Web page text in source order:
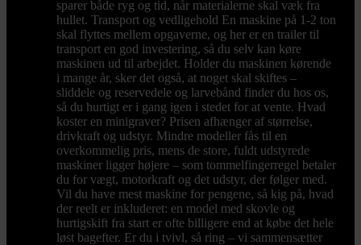
sparer både ryg og tid, når materialerne skal væk fra
hullet. Transport og vedligehold En maskine på 1-2 ton
skal flyttes mellem opgaverne, og her er en trailer til
transport en god investering, så du selv kan køre
maskinen ud til arbejdet. Holder du maskinen kørende
i mange år, sker det også, at noget skal skiftes –
sliddele og reservedele og larvebånd finder du hos os,
så du hurtigt er i gang igen i stedet for at vente. Hvad
koster en minigraver? Prisen afhænger af størrelse,
drivkraft og udstyr. Mindre modeller fås til en
overkommelig pris, mens de store, fuldt udstyrede
maskiner ligger højere – som tommelfingerregel betaler
du for vægt, motorkraft og det udstyr, der følger med.
Vil du have mest maskine for pengene, så kig på, hvad
der reelt er inkluderet: en model med skovle og
hurtigskift fra start er ofte billigere end at købe det hele
løst bagefter. Er du i tvivl, så ring – vi sammensætter